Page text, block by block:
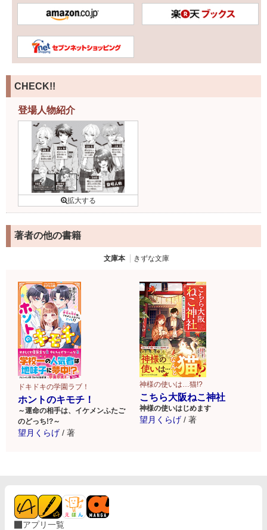
CHECK!!
登場人物紹介
著者の他の書籍
文庫本 きずな文庫
ドキドキの学園ラブ！
ホントのキモチ！
～運命の相手は、イケメンふたご
のどっち!?～
望月くらげ / 著
神様の使いは…猫!?
こちら大阪ねこ神社
神様の使いはじめます
望月くらげ / 著
アプリ一覧